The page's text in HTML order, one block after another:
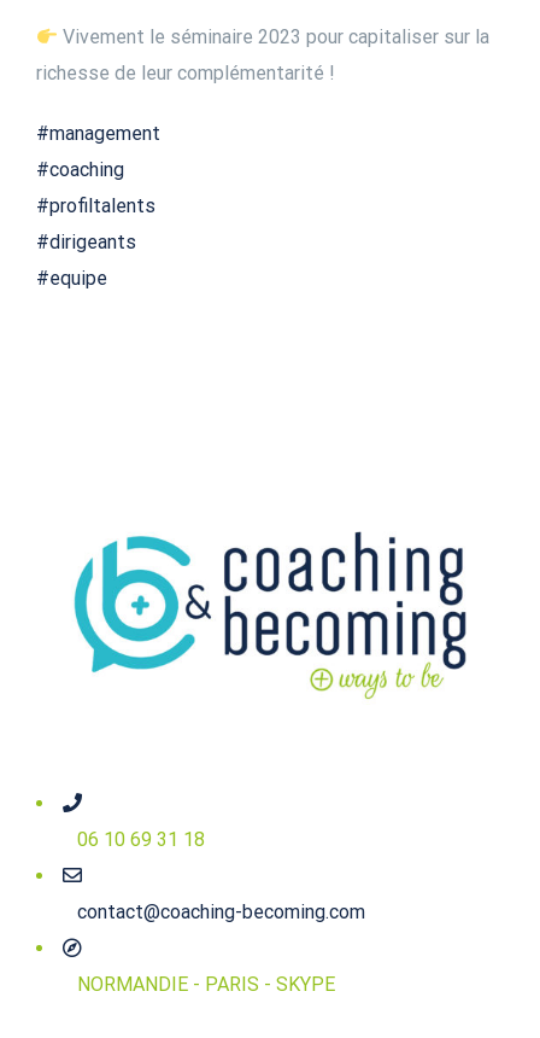
Vivement le séminaire 2023 pour capitaliser sur la
richesse de leur complémentarité !
#management
#coaching
#profiltalents
#dirigeants
#equipe
06 10 69 31 18
contact@coaching-becoming.com
NORMANDIE - PARIS - SKYPE